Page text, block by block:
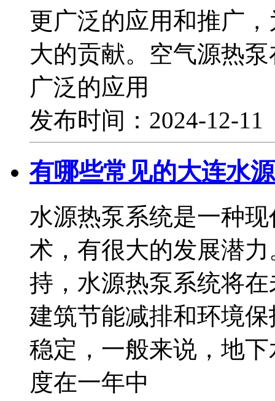
更广泛的应用和推广
大的贡献。空气源热
广泛的应用
发布时间：2024-12-
有哪些常见的大连水
水源热泵系统是一种
术，有很大的发展潜
持，水源热泵系统将
建筑节能减排和环境
稳定，一般来说，地
度在一年中